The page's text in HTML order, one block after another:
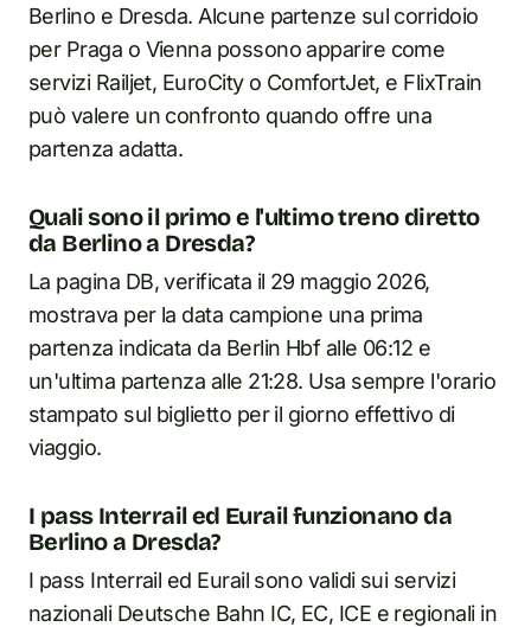
Berlino e Dresda. Alcune partenze sul corridoio
per Praga o Vienna possono apparire come
servizi Railjet, EuroCity o ComfortJet, e FlixTrain
può valere un confronto quando offre una
partenza adatta.
Quali sono il primo e l'ultimo treno diretto
da Berlino a Dresda?
La pagina DB, verificata il 29 maggio 2026,
mostrava per la data campione una prima
partenza indicata da Berlin Hbf alle 06:12 e
un'ultima partenza alle 21:28. Usa sempre l'orario
stampato sul biglietto per il giorno effettivo di
viaggio.
I pass Interrail ed Eurail funzionano da
Berlino a Dresda?
I pass Interrail ed Eurail sono validi sui servizi
nazionali Deutsche Bahn IC, EC, ICE e regionali in